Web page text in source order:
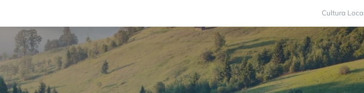
Cultura